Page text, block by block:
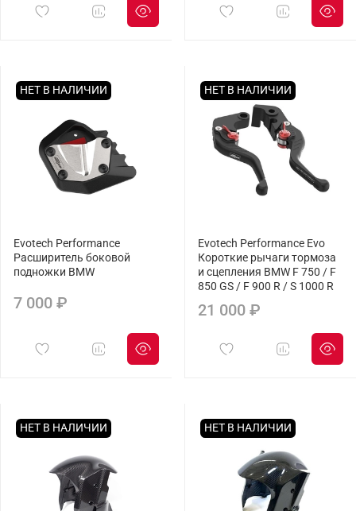
НЕТ В НАЛИЧИИ
Evotech Performance
Расширитель боковой
подножки BMW
7 000 ₽
НЕТ В НАЛИЧИИ
Evotech Performance Evo
Короткие рычаги тормоза
и сцепления BMW F 750 / F
850 GS / F 900 R / S 1000 R
21 000 ₽
НЕТ В НАЛИЧИИ НЕТ В НАЛИЧИИ